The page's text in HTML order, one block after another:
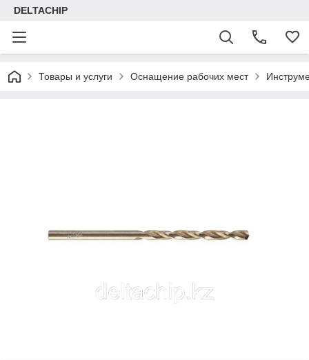
DELTACHIP
Товары и услуги Оснащение рабочих мест